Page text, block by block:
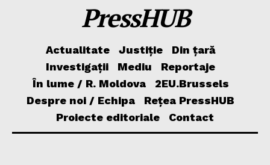
PressHUB
Actualitate Justiție
Din țară
Investigații
Mediu
Reportaje
În lume / R. Moldova
2EU.Brussels
Despre noi / Echipa
Rețea PressHUB
Proiecte editoriale
Contact